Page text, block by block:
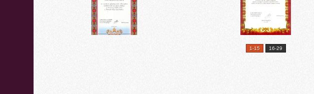
1-15 16-29